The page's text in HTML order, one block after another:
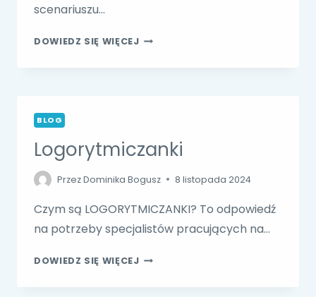
scenariuszu…
DOWIEDZ SIĘ WIĘCEJPRZYGODY
BLOG
Logorytmiczanki
PrzezDominika Bogusz 8 listopada 2024
Czym są LOGORYTMICZANKI? To odpowiedź
na potrzeby specjalistów pracujących na…
DOWIEDZ SIĘ WIĘCEJLOGORYTMICZANKI